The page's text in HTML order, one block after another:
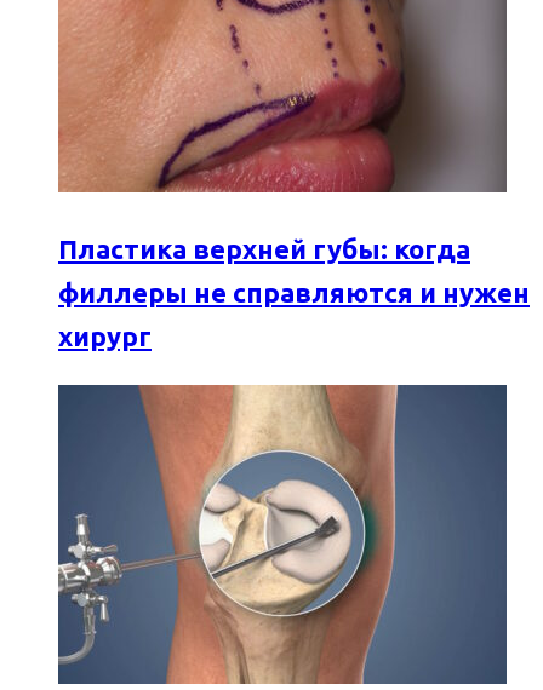
Пластика верхней губы: когда
филлеры не справляются и нужен
хирург